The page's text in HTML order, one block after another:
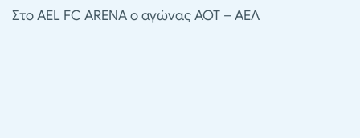
Στο AEL FC ARENA ο αγώνας ΑΟΤ – ΑΕΛ